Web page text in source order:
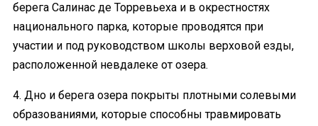
берега Салинас де Торревьеха и в окрестностях
национального парка, которые проводятся при
участии и под руководством школы верховой езды,
расположенной невдалеке от озера.
4. Дно и берега озера покрыты плотными солевыми
образованиями, которые способны травмировать